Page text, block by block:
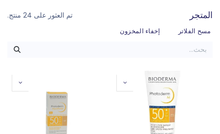
المتجر تم العثور على 24 منتج.
مسح الفلاتر إخفاء المخزون